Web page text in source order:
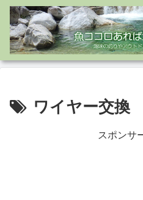
ワイヤー交換
スポンサ